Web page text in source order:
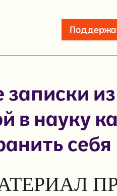
в науку
себя